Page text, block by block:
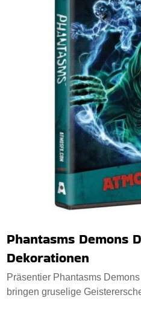
Phantasms Demons
Dekorationen
Präsentier Phantasms
bringen gruselige